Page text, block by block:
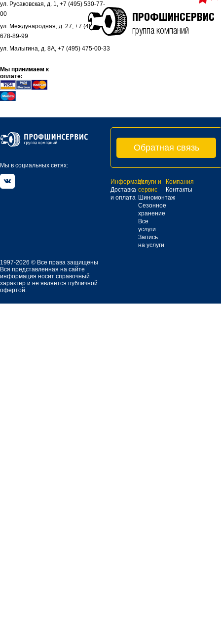
ул. Русаковская, д. 1, +7 (495) 530-77-
00
ул. Международная, д. 27, +7 (495)
678-89-99
ул. Малыгина, д. 8А, +7 (495) 475-00-33
Мы принимаем к
оплате:
ПРОФШИНСЕРВИС
группа компаний
Мы в социальных сетях:
Обратная связь
Информация
Доставка
и оплата
Услуги и
сервис
Шиномонтаж
Сезонное
хранение
Все
услуги
Запись
на услуги
Компания
Контакты
1997-2026 © Все права защищены
Вся представленная на сайте
информация носит справочный
характер и не является публичной
офертой.